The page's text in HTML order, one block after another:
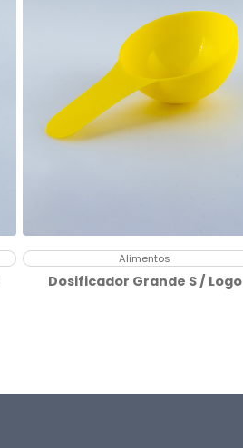
Alimentos
Dosificador Grande S / Logo